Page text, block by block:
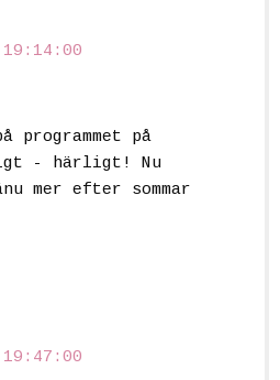
programmet på
- härligt! Nu
mer efter sommar